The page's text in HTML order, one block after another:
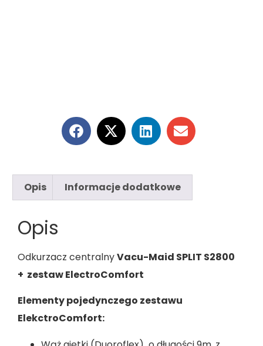
Opis Informacje dodatkowe
Opis
Odkurzacz centralnyVacu-Maid SPLIT S2800
+ zestaw ElectroComfort
Elementy pojedynczego zestawu
ElekctroComfort: